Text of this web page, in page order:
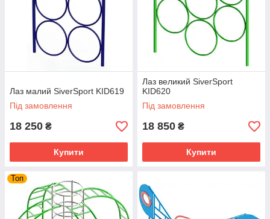
Лаз малий SiverSport KID619
Під замовлення
18 250 ₴
Купити
Лаз великий SiverSport
KID620
Під замовлення
18 850 ₴
Купити
Топ